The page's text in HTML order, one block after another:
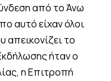
από το Άνω
αυτό είχαν όλοι
το
ήταν ο
η Επιτροπή